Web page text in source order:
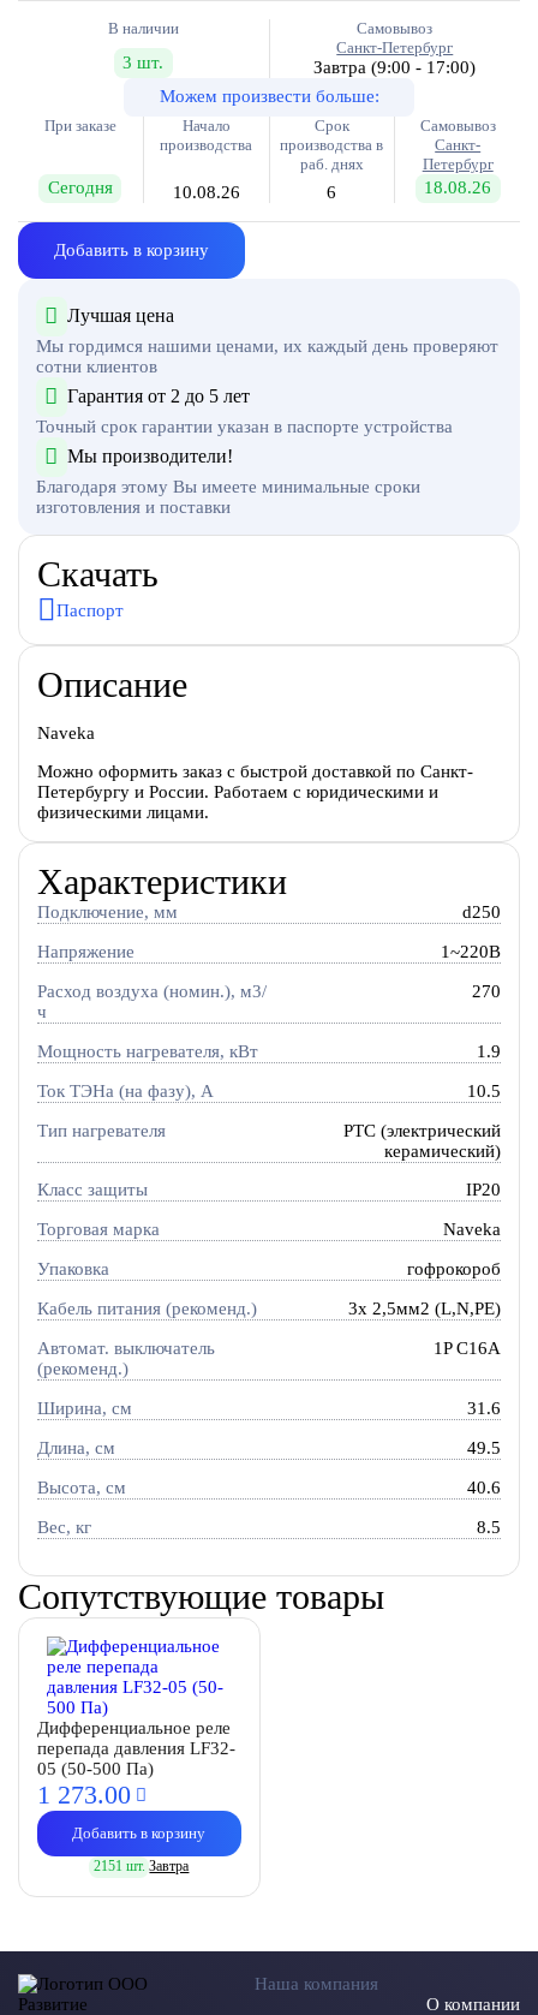
В наличии
3 шт.
Самовывоз
Санкт-Петербург
Завтра(9:00 - 17:00)
Можем произвести больше:
При заказе
Сегодня
Начало
производства
10.08.26
Срок
производства в
раб. днях
6
Самовывоз
Санкт-
Петербург
18.08.26
Добавить в корзину
Лучшая цена
Мы гордимся нашими ценами, их каждый день проверяют
сотни клиентов
Гарантия от 2 до 5 лет
Точный срок гарантии указан в паспорте устройства
Мы производители!
Благодаря этому Вы имеете минимальные сроки
изготовления и поставки
Скачать
Паспорт
Описание
Naveka
Можно оформить заказ с быстрой доставкой по Санкт-
Петербургу и России. Работаем с юридическими и
физическими лицами.
Характеристики
Подключение, мм d250
Напряжение 1~220В
Расход воздуха (номин.), м3/
ч
270
Мощность нагревателя, кВт 1.9
Ток ТЭНа (на фазу), А 10.5
Тип нагревателя
PTC (электрический
керамический)
Класс защиты IP20
Торговая марка Naveka
Упаковка гофрокороб
Кабель питания (рекоменд.) 3х 2,5мм2 (L,N,PE)
Автомат. выключатель
(рекоменд.)
1P C16A
Ширина, см 31.6
Длина, см 49.5
Высота, см 40.6
Вес, кг 8.5
Сопутствующие товары
Дифференциальное реле
перепада давления LF32-
05 (50-500 Па)
1 273.00
Добавить в корзину
2151 шт. Завтра
Наша компания
О компании